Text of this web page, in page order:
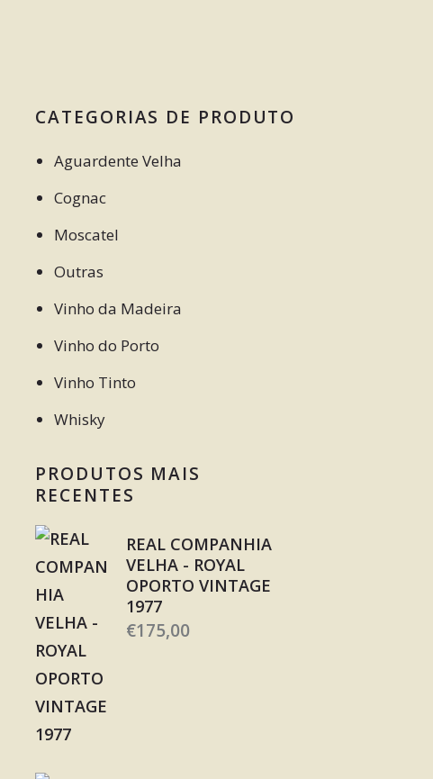
CATEGORIAS DE PRODUTO
Aguardente Velha
Cognac
Moscatel
Outras
Vinho da Madeira
Vinho do Porto
Vinho Tinto
Whisky
PRODUTOS MAIS
RECENTES
REAL COMPANHIA
VELHA - ROYAL
OPORTO VINTAGE
1977
€175,00